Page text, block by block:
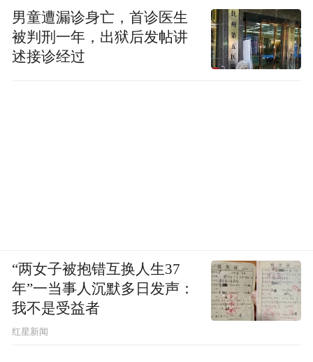
男童遭漏诊身亡，首诊医生
被判刑一年，出狱后发帖讲
述接诊经过
“两女子被抱错互换人生37
年”一当事人沉默多日发声：
我不是受益者
红星新闻